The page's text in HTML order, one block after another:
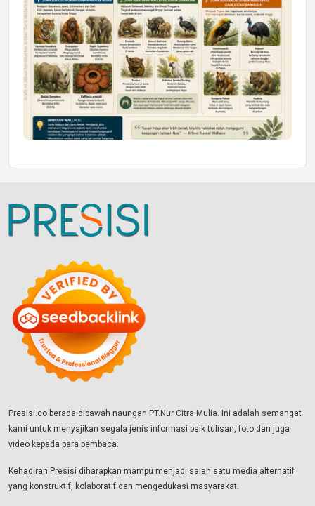
Presisi.co berada dibawah naungan PT.Nur Citra Mulia. Ini adalah semangat
kami untuk menyajikan segala jenis informasi baik tulisan, foto dan juga
video kepada para pembaca.
Kehadiran Presisi diharapkan mampu menjadi salah satu media alternatif
yang konstruktif, kolaboratif dan mengedukasi masyarakat.